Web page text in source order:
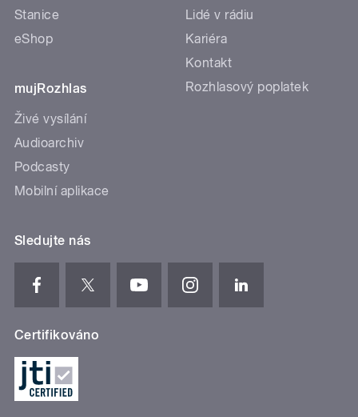
Stanice
eShop
mujRozhlas
Živé vysílání
Audioarchiv
Podcasty
Mobilní aplikace
Lidé v rádiu
Kariéra
Kontakt
Rozhlasový poplatek
Sledujte nás
Certifikováno